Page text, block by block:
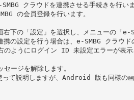
クラウドを連携させる手続きを行い
の会員登録を行います。
下の「設定」を選択し、メニューの「e-
携の設定を行う場合は、e-SMBG クラウ
のようにログイン ID 未設定エラーが表示
ージを解除します。
説明しますが、Android 版も同様の画